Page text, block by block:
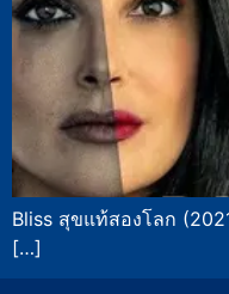
Bliss สุขแท้สองโลก
[…]